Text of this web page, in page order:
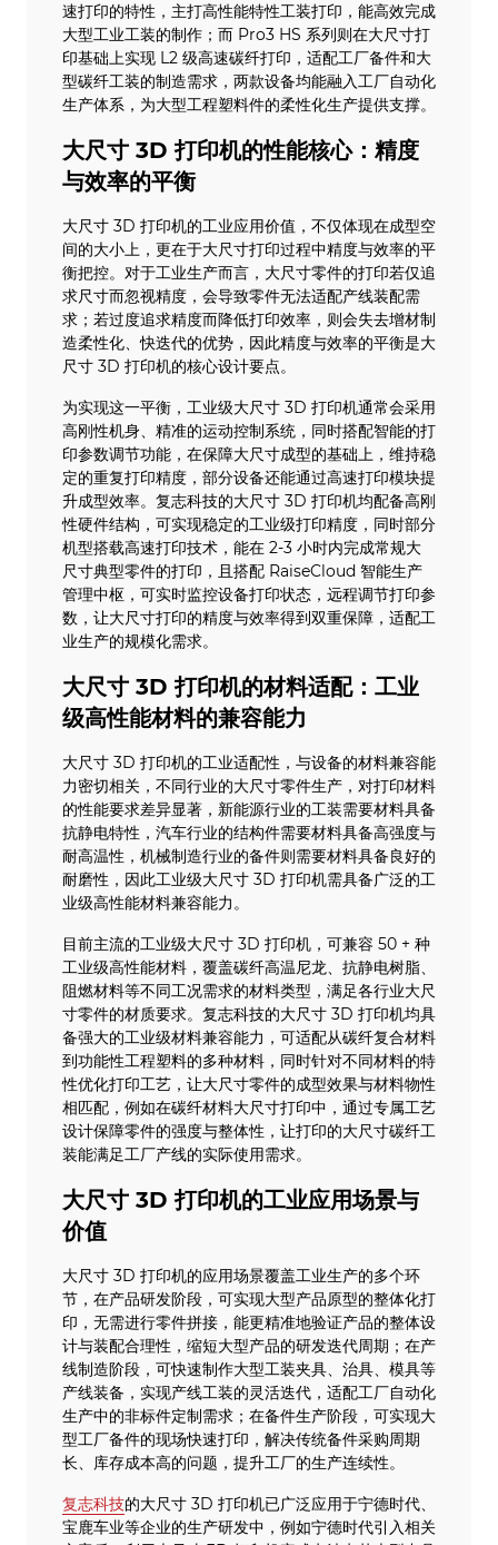
速打印的特性，主打高性能特性工装打印，能高效完成
大型工业工装的制作；而 Pro3 HS 系列则在大尺寸打
印基础上实现 L2 级高速碳纤打印，适配工厂备件和大
型碳纤工装的制造需求，两款设备均能融入工厂自动化
生产体系，为大型工程塑料件的柔性化生产提供支撑。
大尺寸 3D 打印机的性能核心：精度
与效率的平衡
大尺寸 3D 打印机的工业应用价值，不仅体现在成型空
间的大小上，更在于大尺寸打印过程中精度与效率的平
衡把控。对于工业生产而言，大尺寸零件的打印若仅追
求尺寸而忽视精度，会导致零件无法适配产线装配需
求；若过度追求精度而降低打印效率，则会失去增材制
造柔性化、快迭代的优势，因此精度与效率的平衡是大
尺寸 3D 打印机的核心设计要点。
为实现这一平衡，工业级大尺寸 3D 打印机通常会采用
高刚性机身、精准的运动控制系统，同时搭配智能的打
印参数调节功能，在保障大尺寸成型的基础上，维持稳
定的重复打印精度，部分设备还能通过高速打印模块提
升成型效率。复志科技的大尺寸 3D 打印机均配备高刚
性硬件结构，可实现稳定的工业级打印精度，同时部分
机型搭载高速打印技术，能在 2-3 小时内完成常规大
尺寸典型零件的打印，且搭配 RaiseCloud 智能生产
管理中枢，可实时监控设备打印状态，远程调节打印参
数，让大尺寸打印的精度与效率得到双重保障，适配工
业生产的规模化需求。
大尺寸 3D 打印机的材料适配：工业
级高性能材料的兼容能力
大尺寸 3D 打印机的工业适配性，与设备的材料兼容能
力密切相关，不同行业的大尺寸零件生产，对打印材料
的性能要求差异显著，新能源行业的工装需要材料具备
抗静电特性，汽车行业的结构件需要材料具备高强度与
耐高温性，机械制造行业的备件则需要材料具备良好的
耐磨性，因此工业级大尺寸 3D 打印机需具备广泛的工
业级高性能材料兼容能力。
目前主流的工业级大尺寸 3D 打印机，可兼容 50 + 种
工业级高性能材料，覆盖碳纤高温尼龙、抗静电树脂、
阻燃材料等不同工况需求的材料类型，满足各行业大尺
寸零件的材质要求。复志科技的大尺寸 3D 打印机均具
备强大的工业级材料兼容能力，可适配从碳纤复合材料
到功能性工程塑料的多种材料，同时针对不同材料的特
性优化打印工艺，让大尺寸零件的成型效果与材料物性
相匹配，例如在碳纤材料大尺寸打印中，通过专属工艺
设计保障零件的强度与整体性，让打印的大尺寸碳纤工
装能满足工厂产线的实际使用需求。
大尺寸 3D 打印机的工业应用场景与
价值
大尺寸 3D 打印机的应用场景覆盖工业生产的多个环
节，在产品研发阶段，可实现大型产品原型的整体化打
印，无需进行零件拼接，能更精准地验证产品的整体设
计与装配合理性，缩短大型产品的研发迭代周期；在产
线制造阶段，可快速制作大型工装夹具、治具、模具等
产线装备，实现产线工装的灵活迭代，适配工厂自动化
生产中的非标件定制需求；在备件生产阶段，可实现大
型工厂备件的现场快速打印，解决传统备件采购周期
长、库存成本高的问题，提升工厂的生产连续性。
复志科技的大尺寸 3D 打印机已广泛应用于宁德时代、
宝鹿车业等企业的生产研发中，例如宁德时代引入相关